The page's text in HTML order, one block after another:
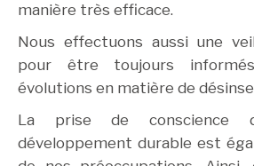
manière très efficace.
Nous effectuons aussi une
pour être toujours
évolutions en matière de
La prise de conscience
développement durable est